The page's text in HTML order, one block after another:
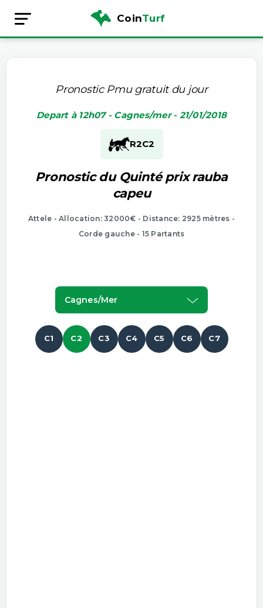
CoinTurf
Pronostic Pmu gratuit du jour
Depart à 12h07 - Cagnes/mer - 21/01/2018
R2C2
Pronostic du Quinté prix rauba
capeu
Attele - Allocation: 32000€ - Distance: 2925 mètres -
Corde gauche - 15 Partants
Cagnes/mer
C1 C2 C3 C4 C5 C6 C7